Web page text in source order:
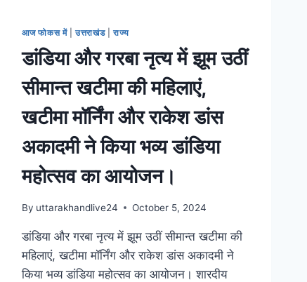
आज फोकस में|उत्तराखंड| राज्य
डांडिया और गरबा नृत्य में झूम उठीं
सीमान्त खटीमा की महिलाएं,
खटीमा मॉर्निंग और राकेश डांस
अकादमी ने किया भव्य डांडिया
महोत्सव का आयोजन।
By uttarakhandlive24 October 5, 2024
डांडिया और गरबा नृत्य में झूम उठीं सीमान्त खटीमा की
महिलाएं, खटीमा मॉर्निंग और राकेश डांस अकादमी ने
किया भव्य डांडिया महोत्सव का आयोजन। शारदीय